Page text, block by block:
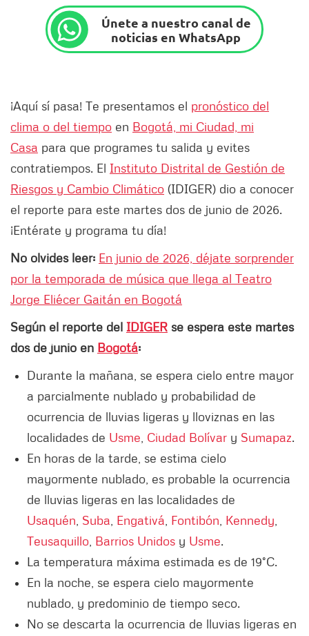
Únete a nuestro canal de
noticias en WhatsApp
¡Aquí sí pasa! Te presentamos el pronóstico del
clima o del tiempo en Bogotá, mi Ciudad, mi
Casa para que programes tu salida y evites
contratiempos. El Instituto Distrital de Gestión de
Riesgos y Cambio Climático (IDIGER) dio a conocer
el reporte para este martes dos de junio de 2026.
¡Entérate y programa tu día!
No olvides leer: En junio de 2026, déjate sorprender
por la temporada de música que llega al Teatro
Jorge Eliécer Gaitán en Bogotá
Según el reporte del IDIGER se espera este martes
dos de junio en Bogotá:
Durante la mañana, se espera cielo entre mayor
a parcialmente nublado y probabilidad de
ocurrencia de lluvias ligeras y lloviznas en las
localidades de Usme Ciudad Bolívar y Sumapaz.
En horas de la tarde, se estima cielo
mayormente nublado, es probable la ocurrencia
de lluvias ligeras en las localidades de
Usaquén Suba Engativá Fontibón Kennedy
Teusaquillo Barrios Unidos y Usme.
La temperatura máxima estimada es de 19°C.
En la noche, se espera cielo mayormente
nublado, y predominio de tiempo seco.
No se descarta la ocurrencia de lluvias ligeras en